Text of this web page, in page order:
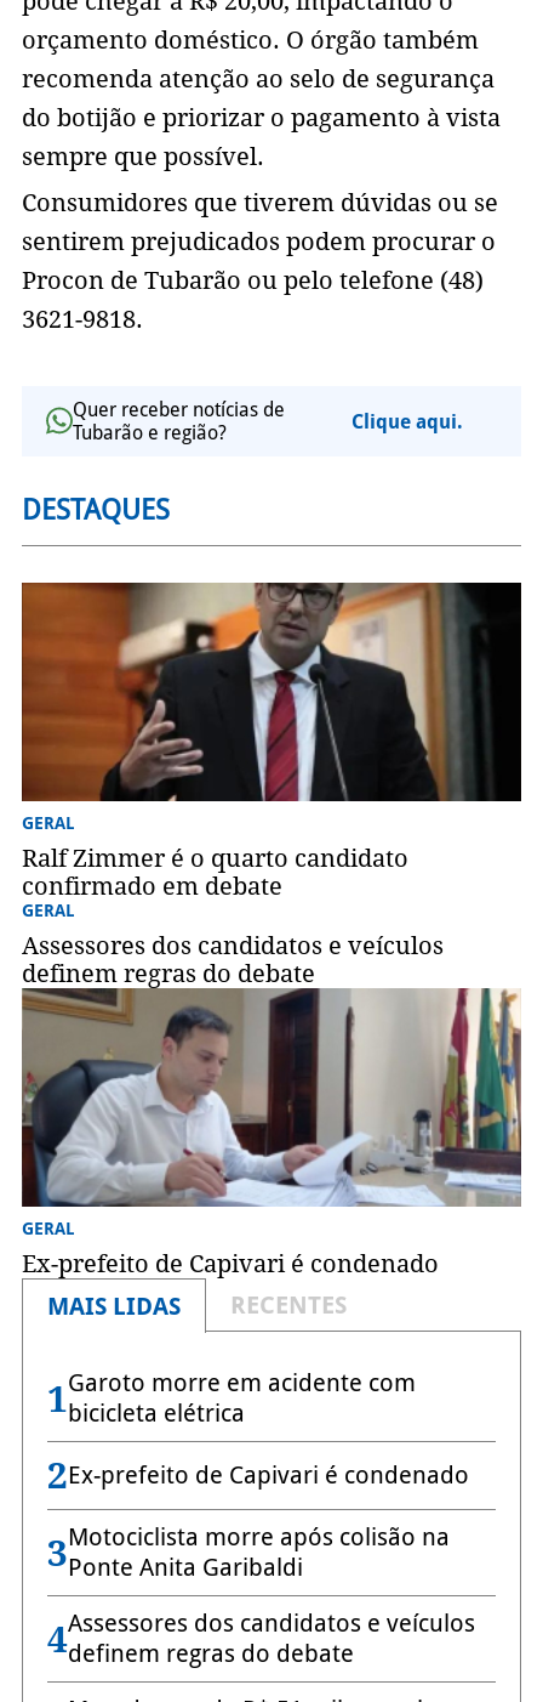
orçamento doméstico. O órgão também
recomenda atenção ao selo de segurança
do botijão e priorizar o pagamento à vista
sempre que possível.
Consumidores que tiverem dúvidas ou se
sentirem prejudicados podem procurar o
Procon de Tubarão ou pelo telefone (48)
3621-9818.
Quer receber notícias de
Tubarão e região?
Clique aqui.
DESTAQUES
GERAL
Ralf Zimmer é o quarto candidato
confirmado em debate
GERAL
Assessores dos candidatos e veículos
definem regras do debate
GERAL
Ex-prefeito de Capivari é condenado
MAIS LIDAS
RECENTES
1Garoto morre em acidente com
bicicleta elétrica
2Ex-prefeito de Capivari é condenado
3Motociclista morre após colisão na
Ponte Anita Garibaldi
4Assessores dos candidatos e veículos
definem regras do debate